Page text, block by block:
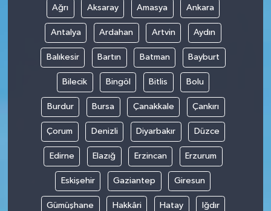
Ağrı Aksaray Amasya Ankara
Antalya Ardahan Artvin Aydın
Balıkesir Bartın Batman Bayburt
Bilecik Bingöl Bitlis Bolu
Burdur Bursa Çanakkale Çankırı
Çorum Denizli Diyarbakır Düzce
Edirne Elazığ Erzincan Erzurum
Eskişehir Gaziantep Giresun
Gümüşhane Hakkâri Hatay Iğdır